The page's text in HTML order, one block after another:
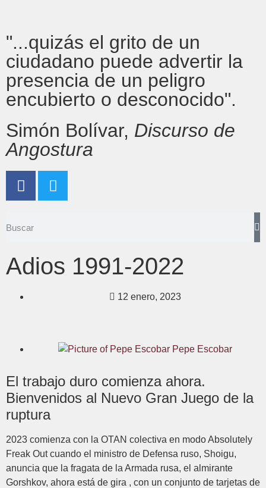
"...quizás el grito de un
ciudadano puede advertir la
presencia de un peligro
encubierto o desconocido".
Simón Bolívar, Discurso de
Angostura
Adios 1991-2022
12 enero, 2023
Pepe Escobar
El trabajo duro comienza ahora.
Bienvenidos al Nuevo Gran Juego de la
ruptura
2023 comienza con la OTAN colectiva en modo Absolutely
Freak Out cuando el ministro de Defensa ruso, Shoigu,
anuncia que la fragata de la Armada rusa, el almirante
Gorshkov, ahora está de gira , con un conjunto de tarjetas de